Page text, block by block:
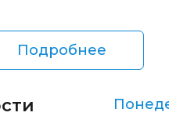
Подробнее